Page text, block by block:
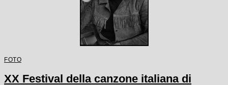
FOTO
XX Festival della canzone italiana di